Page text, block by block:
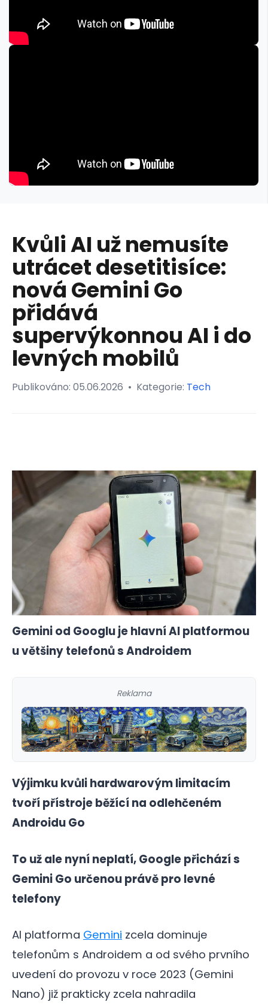
Kvůli AI už nemusíte
utrácet desetitisíce:
nová Gemini Go
přidává
supervýkonnou AI i do
levných mobilů
Publikováno: 05.06.2026 • Kategorie: Tech
Gemini od Googlu je hlavní AI platformou
u většiny telefonů s Androidem
Reklama
Výjimku kvůli hardwarovým limitacím
tvoří přístroje běžící na odlehčeném
Androidu Go
To už ale nyní neplatí, Google přichází s
Gemini Go určenou právě pro levné
telefony
AI platforma Gemini zcela dominuje
telefonům s Androidem a od svého prvního
uvedení do provozu v roce 2023 (Gemini
Nano) již prakticky zcela nahradila